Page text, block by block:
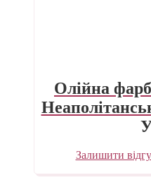
Олійна
Залишити